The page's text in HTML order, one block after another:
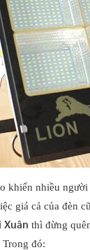
khiến nhiều
giá cả của đèn
thì đừng
đó: